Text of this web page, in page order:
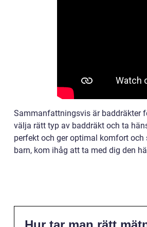
Sammanfattningsvis är baddräkter
välja rätt typ av baddräkt och ta
perfekt och ger optimal komfort
barn, kom ihåg att ta med dig den